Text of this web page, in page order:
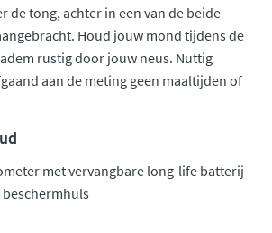
de tong, achter in een van de beide
Houd jouw mond tijdens de
rustig door jouw neus. Nuttig
aan de meting geen maaltijden of
met vervangbare long-life batterij